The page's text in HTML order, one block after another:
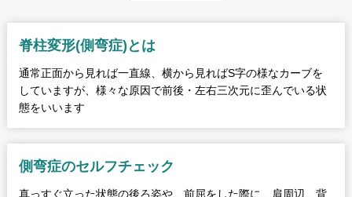
脊柱変形(側弯症)とは
通常正面から見れば一直線、横から見ればS字の様なカーブを
していますが、様々な原因で前後・左右三次元に歪んでいる状
態をいいます
側弯症のセルフチェック
真っすぐ立った状態の後ろ姿や、前屈をした際に、肩周辺、背